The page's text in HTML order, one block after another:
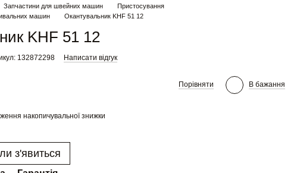
Запчастини для швейних машин
Пристосування
машин
Окантувальник KHF 51 12
KHF 51 12
132872298 Написати відгук
Порівняти В бажання
накопичувальної знижки
з'явиться